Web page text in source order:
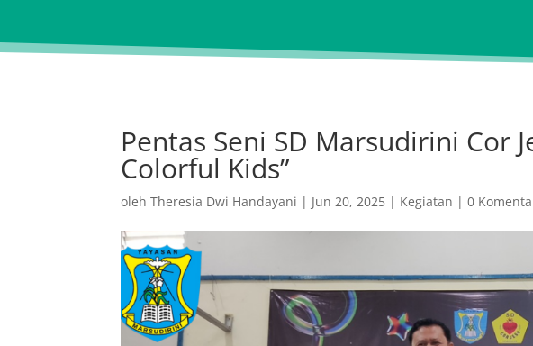
Pentas Seni SD Marsudirini Cor
Colorful Kids”
olehTheresia Dwi Handayani | Jun 20, 2025 | Kegiatan |0